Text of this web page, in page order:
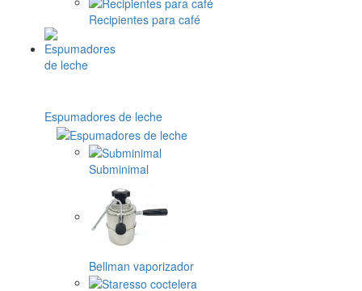
Recipientes para café
Espumadores de leche
Subminimal
Bellman vaporizador